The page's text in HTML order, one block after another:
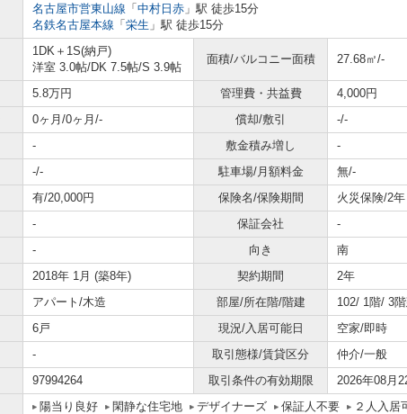
名古屋市営東山線 「 中村日赤 」駅 徒歩15分
名鉄名古屋本線 「 栄生 」駅 徒歩15分
1DK＋1S(納戸)
洋室 3.0帖/DK 7.5帖/S 3.9帖
面積/バルコニー面積 27.68㎡/-
5.8万円 管理費・共益費
4,000円
0ヶ月/0ヶ月/- 償却/敷引
-/-
- 敷金積み増し
-
-/- 駐車場/月額料金
無/-
有/20,000円 保険名/保険期間
火災保険/2年
- 保証会社
-
- 向き
南
2018年 1月 (築8年) 契約期間
2年
アパート/木造 部屋/所在階/階建
102/ 1階/ 3
6戸 現況/入居可能日
空家/即時
- 取引態様/賃貸区分
仲介/一般
97994264 取引条件の有効期限 2026年08月
陽当り良好 閑静な住宅地 デザイナーズ 保証人不要 ２人入居